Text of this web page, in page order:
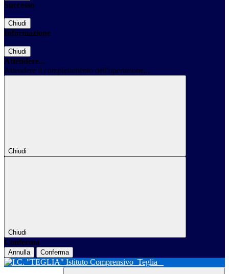
Successo
Chiudi
Informazione
Chiudi
Attendere...
Attendere il completamento dell'operazione...
Chiudi
Chiudi
Conferma
Annulla Conferma
Istituto Comprensivo Teglia